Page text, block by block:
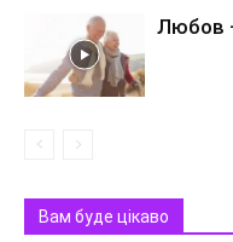
Любов
Вам буде цікаво